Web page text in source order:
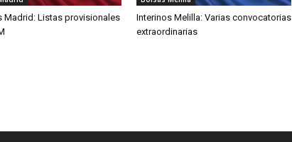
Madrid: Listas provisionales
Interinos Melilla: Varias convocatorias
extraordinarias